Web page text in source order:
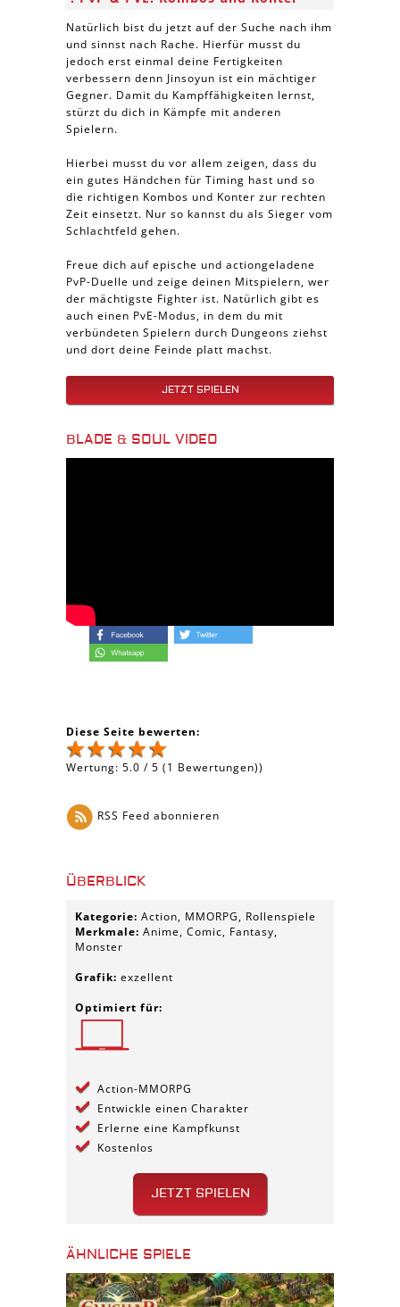
Natürlich bist du jetzt auf der Suche nach ihm
und sinnst nach Rache. Hierfür musst du
jedoch erst einmal deine Fertigkeiten
verbessern denn Jinsoyun ist ein mächtiger
Gegner. Damit du Kampffähigkeiten lernst,
stürzt du dich in Kämpfe mit anderen
Spielern.
Hierbei musst du vor allem zeigen, dass du
ein gutes Händchen für Timing hast und so
die richtigen Kombos und Konter zur rechten
Zeit einsetzt. Nur so kannst du als Sieger vom
Schlachtfeld gehen.
Freue dich auf epische und actiongeladene
PvP-Duelle und zeige deinen Mitspielern, wer
der mächtigste Fighter ist. Natürlich gibt es
auch einen PvE-Modus, in dem du mit
verbündeten Spielern durch Dungeons ziehst
und dort deine Feinde platt machst.
JETZT SPIELEN
BLADE & SOUL VIDEO
Diese Seite bewerten:
Wertung: 5.0 / 5 (1 Bewertungen))
RSS Feed abonnieren
ÜBERBLICK
Kategorie: Action, MMORPG, Rollenspiele
Merkmale: Anime, Comic, Fantasy,
Monster
Grafik: exzellent
Optimiert für:
Action-MMORPG
Entwickle einen Charakter
Erlerne eine Kampfkunst
Kostenlos
JETZT SPIELEN
ÄHNLICHE SPIELE